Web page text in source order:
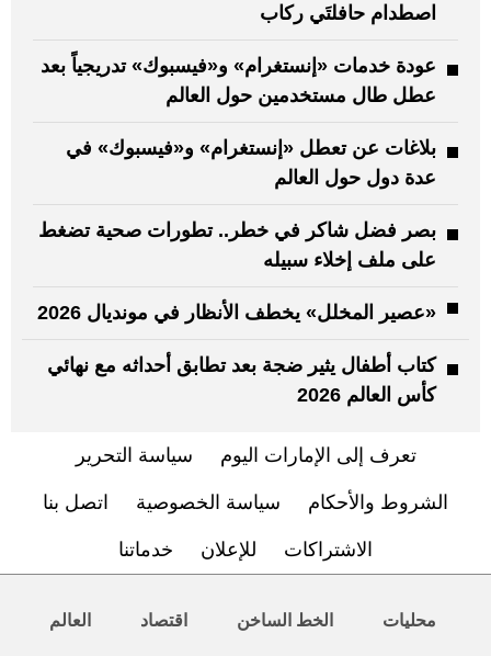
اصطدام حافلتَي ركاب
عودة خدمات «إنستغرام» و«فيسبوك» تدريجياً بعد
عطل طال مستخدمين حول العالم
بلاغات عن تعطل «إنستغرام» و«فيسبوك» في
عدة دول حول العالم
بصر فضل شاكر في خطر.. تطورات صحية تضغط
على ملف إخلاء سبيله
«عصير المخلل» يخطف الأنظار في مونديال 2026
كتاب أطفال يثير ضجة بعد تطابق أحداثه مع نهائي
كأس العالم 2026
تعرف إلى الإمارات اليوم سياسة التحرير
الشروط والأحكام سياسة الخصوصية اتصل بنا
الاشتراكات للإعلان خدماتنا
محليات الخط الساخن اقتصاد العالم